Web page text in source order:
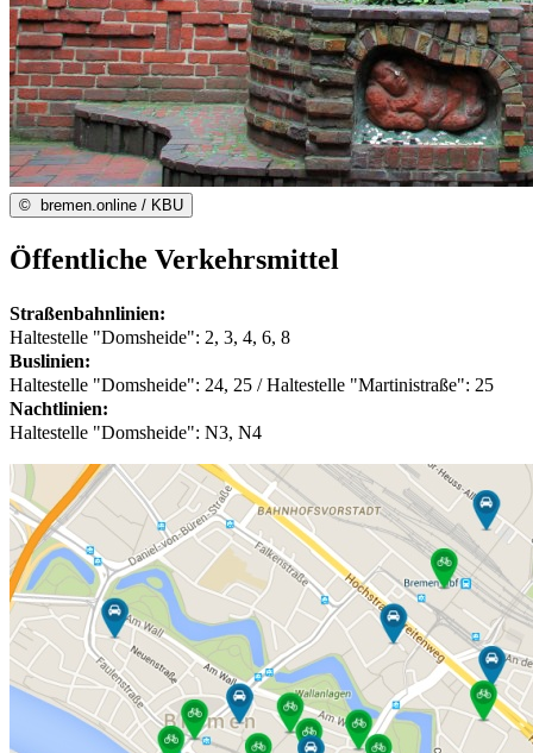
© bremen.online / KBU
Öffentliche Verkehrsmittel
Straßenbahnlinien:
Haltestelle "Domsheide": 2, 3, 4, 6, 8
Buslinien:
Haltestelle "Domsheide": 24, 25 / Haltestelle "Martinistraße": 25
Nachtlinien:
Haltestelle "Domsheide": N3, N4